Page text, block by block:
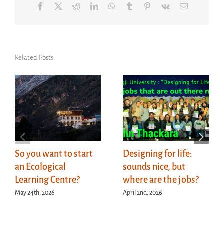
Facebook RedditLinkedInWhatsApp
Tumblr Pinterest
Vk Email
Related Posts
So you want to start
an Ecological
Learning Centre?
May 24th, 2026
Designing for life:
sounds nice, but
where are the jobs?
April 2nd, 2026